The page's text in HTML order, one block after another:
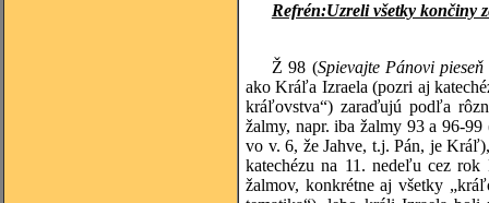
Refrén:Uzreli všetky končiny
Ž 98 (Spievajte Pánovi pieseň
ako Kráľa Izraela (pozri aj
kráľovstva“) zaraďujú podľa
žalmy, napr. iba žalmy 93 a 96-
vo v. 6, že Jahve, t.j. Pán, je
katechézu na 11. nedeľu cez
žalmov, konkrétne aj všetky